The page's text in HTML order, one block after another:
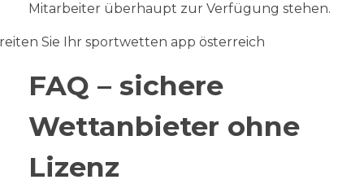
Mitarbeiter überhaupt zur Verfügung stehen.
FAQ – sichere
Wettanbieter ohne
Lizenz